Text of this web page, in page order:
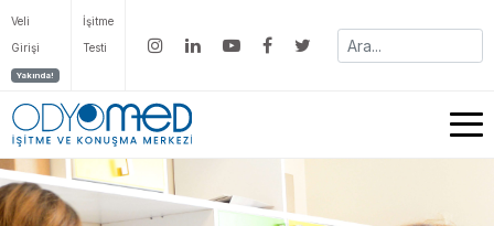
Veli
Girişi
Yakında!
İşitme
Testi